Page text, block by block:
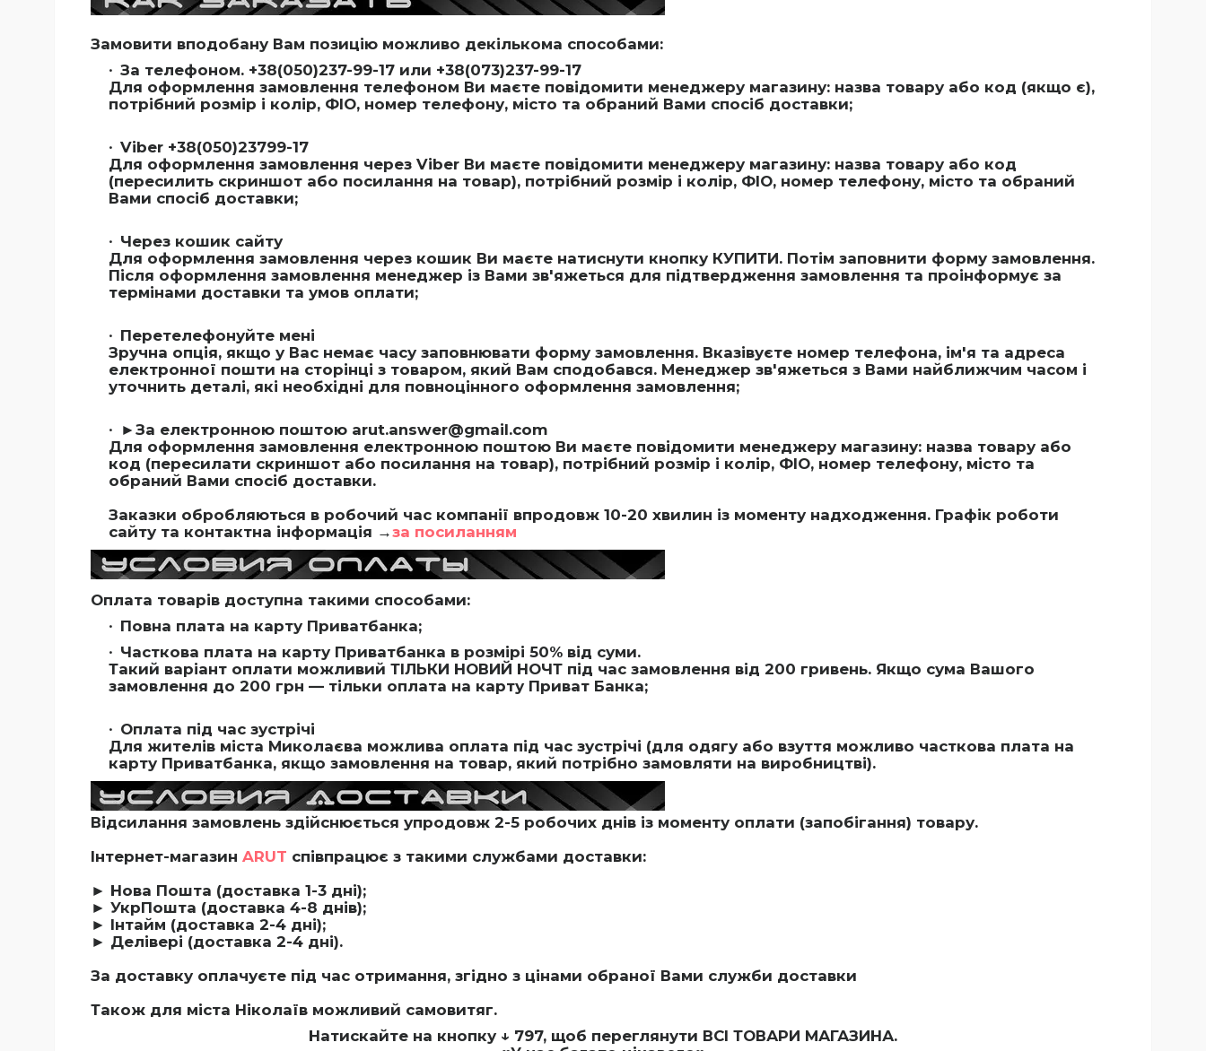
Замовити вподобану Вам позицію можливо декількома способами:
За телефоном. +38(050)237-99-17 или +38(073)237-99-17
Для оформлення замовлення телефоном Ви маєте повідомити менеджеру магазину: назва товару або код (якщо є),
потрібний розмір і колір, ФІО, номер телефону, місто та обраний Вами спосіб доставки;
Viber +38(050)23799-17
Для оформлення замовлення через Viber Ви маєте повідомити менеджеру магазину: назва товару або код
(пересилить скриншот або посилання на товар), потрібний розмір і колір, ФІО, номер телефону, місто та обраний
Вами спосіб доставки;
Через кошик сайту
Для оформлення замовлення через кошик Ви маєте натиснути кнопку КУПИТИ. Потім заповнити форму замовлення.
Після оформлення замовлення менеджер із Вами зв'яжеться для підтвердження замовлення та проінформує за
термінами доставки та умов оплати;
Перетелефонуйте мені
Зручна опція, якщо у Вас немає часу заповнювати форму замовлення. Вказівуєте номер телефона, ім'я та адреса
електронної пошти на сторінці з товаром, який Вам сподобався. Менеджер зв'яжеться з Вами найближчим часом і
уточнить деталі, які необхідні для повноцінного оформлення замовлення;
►За електронною поштою arut.answer@gmail.com
Для оформлення замовлення електронною поштою Ви маєте повідомити менеджеру магазину: назва товару або
код (пересилати скриншот або посилання на товар), потрібний розмір і колір, ФІО, номер телефону, місто та
обраний Вами спосіб доставки.
Заказки обробляються в робочий час компанії впродовж 10-20 хвилин із моменту надходження. Графік роботи
сайту та контактна інформація →за посиланням
Оплата товарів доступна такими способами:
Повна плата на карту Приватбанка;
Часткова плата на карту Приватбанка в розмірі 50% від суми.
Такий варіант оплати можливий ТІЛЬКИ НОВИЙ НОЧТ під час замовлення від 200 гривень. Якщо сума Вашого
замовлення до 200 грн — тільки оплата на карту Приват Банка;
Оплата під час зустрічі
Для жителів міста Миколаєва можлива оплата під час зустрічі (для одягу або взуття можливо часткова плата на
карту Приватбанка, якщо замовлення на товар, який потрібно замовляти на виробництві).
Відсилання замовлень здійснюється упродовж 2-5 робочих днів із моменту оплати (запобігання) товару.
Інтернет-магазин ARUT співпрацює з такими службами доставки:
► Нова Пошта (доставка 1-3 дні);
► УкрПошта (доставка 4-8 днів);
► Інтайм (доставка 2-4 дні);
► Делівері (доставка 2-4 дні).
За доставку оплачуєте під час отримання, згідно з цінами обраної Вами служби доставки
Також для міста Ніколаїв можливий самовитяг.
Натискайте на кнопку ↓ 797, щоб переглянути ВСІ ТОВАРИ МАГАЗИНА.